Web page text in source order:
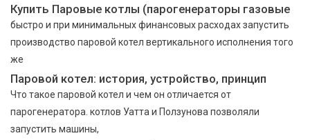
Купить Паровые котлы (парогенераторы газовые
быстро и при минимальных финансовых расходах запустить
производство паровой котел вертикального исполнения того
же
Паровой котел: история, устройство, принцип
Что такое паровой котел и чем он отличается от
парогенератора. котлов Уатта и Ползунова позволяли
запустить машины,